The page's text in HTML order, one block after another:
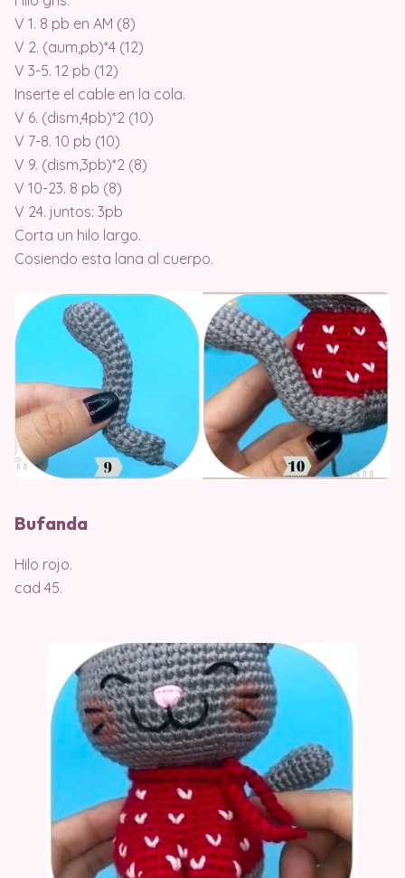
V 1. 8 pb en AM (8)
V 2. (aum,pb)*4 (12)
V 3-5. 12 pb (12)
Inserte el cable en la cola.
V 6. (dism,4pb)*2 (10)
V 7-8. 10 pb (10)
V 9. (dism,3pb)*2 (8)
V 10-23. 8 pb (8)
V 24. juntos: 3pb
Corta un hilo largo.
Cosiendo esta lana al cuerpo.
Bufanda
Hilo rojo.
cad 45.